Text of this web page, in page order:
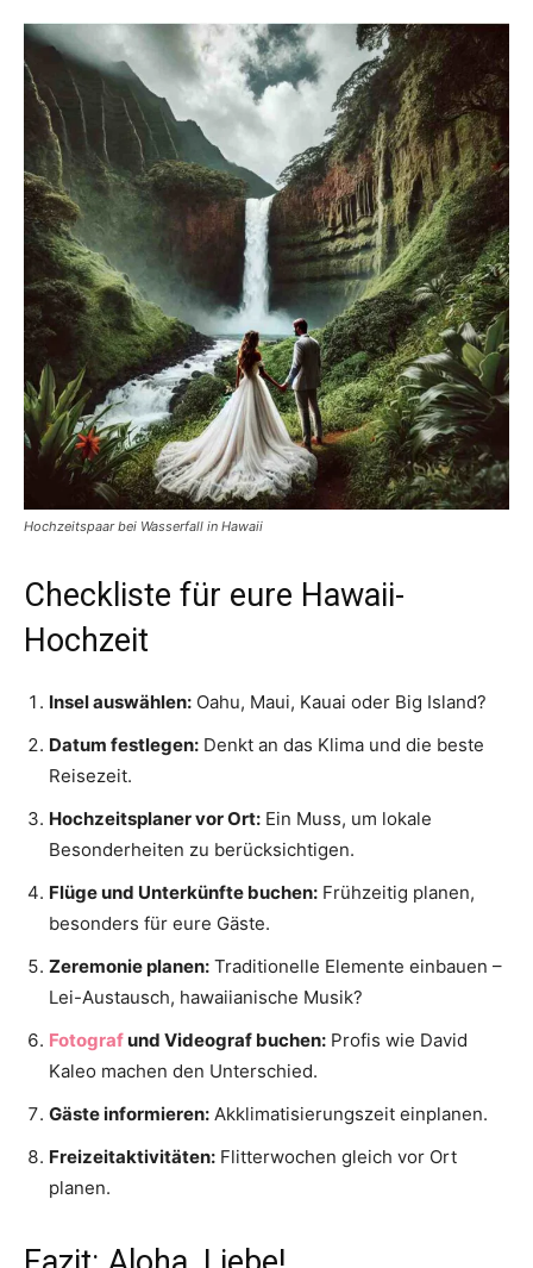
Hochzeitspaar bei Wasserfall in Hawaii
Checkliste für eure Hawaii-
Hochzeit
Insel auswählen: Oahu, Maui, Kauai oder Big Island?
Datum festlegen: Denkt an das Klima und die beste
Reisezeit.
Hochzeitsplaner vor Ort: Ein Muss, um lokale
Besonderheiten zu berücksichtigen.
Flüge und Unterkünfte buchen: Frühzeitig planen,
besonders für eure Gäste.
Zeremonie planen: Traditionelle Elemente einbauen –
Lei-Austausch, hawaiianische Musik?
Fotografund Videograf buchen: Profis wie David
Kaleo machen den Unterschied.
Gäste informieren: Akklimatisierungszeit einplanen.
Freizeitaktivitäten: Flitterwochen gleich vor Ort
planen.